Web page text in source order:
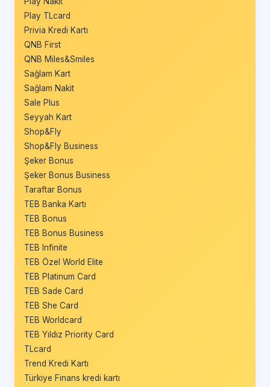
Play TLcard
Privia Kredi Kartı
QNB First
QNB Miles&Smiles
Sağlam Kart
Sağlam Nakit
Sale Plus
Seyyah Kart
Shop&Fly
Shop&Fly Business
Şeker Bonus
Şeker Bonus Business
Taraftar Bonus
TEB Banka Kartı
TEB Bonus
TEB Bonus Business
TEB Infinite
TEB Özel World Elite
TEB Platinum Card
TEB Sade Card
TEB She Card
TEB Worldcard
TEB Yıldız Priority Card
TLcard
Trend Kredi Kartı
Türkiye Finans kredi kartı